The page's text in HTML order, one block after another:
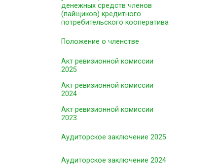
денежных средств членов
(пайщиков) кредитного
потребительского кооператива
Положение о членстве
Акт ревизионной комиссии
2025
Акт ревизионной комиссии
2024
Акт ревизионной комиссии
2023
Аудиторское заключение 2025
Аудиторское заключение 2024